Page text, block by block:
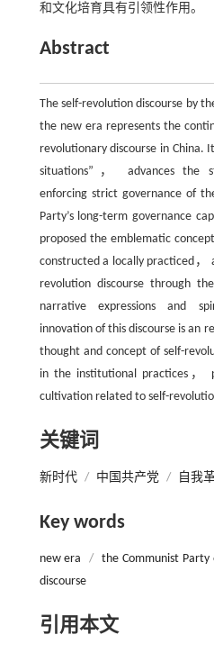
和文化培育具有引领性作用。
Abstract
The self-revolution discourse by
the new era represents the
revolutionary discourse in China.
situations”， advances the
enforcing strict governance of
Party’s long-term governance
proposed the emblematic
constructed a locally practiced，
revolution discourse through
narrative expressions and
innovation of this discourse is an
thought and concept of self-
in the institutional practices，
cultivation related to self-
关键词
新时代 / 中国共产党 / 自我
Key words
new era / the Communist Party
discourse
引用本文